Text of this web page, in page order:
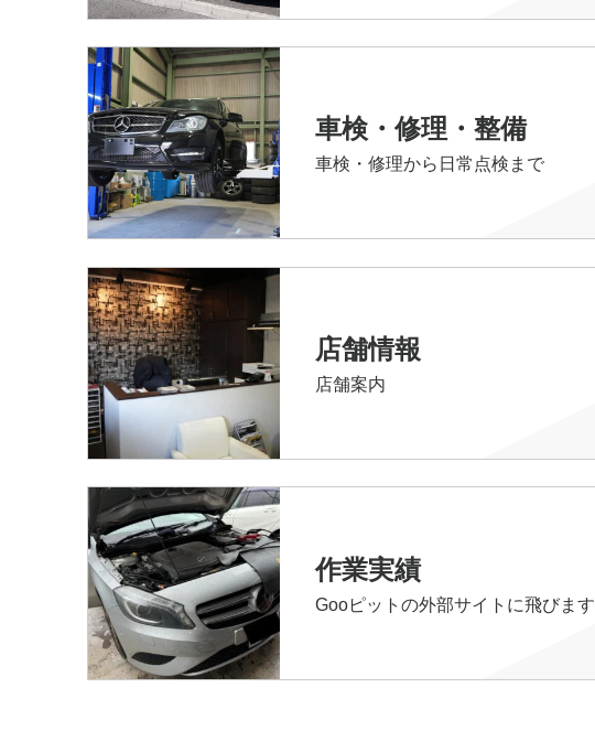
車検・修理・整備
車検・修理から日常点検まで
店舗情報
店舗案内
作業実績
Gooピットの外部サイトに飛びます